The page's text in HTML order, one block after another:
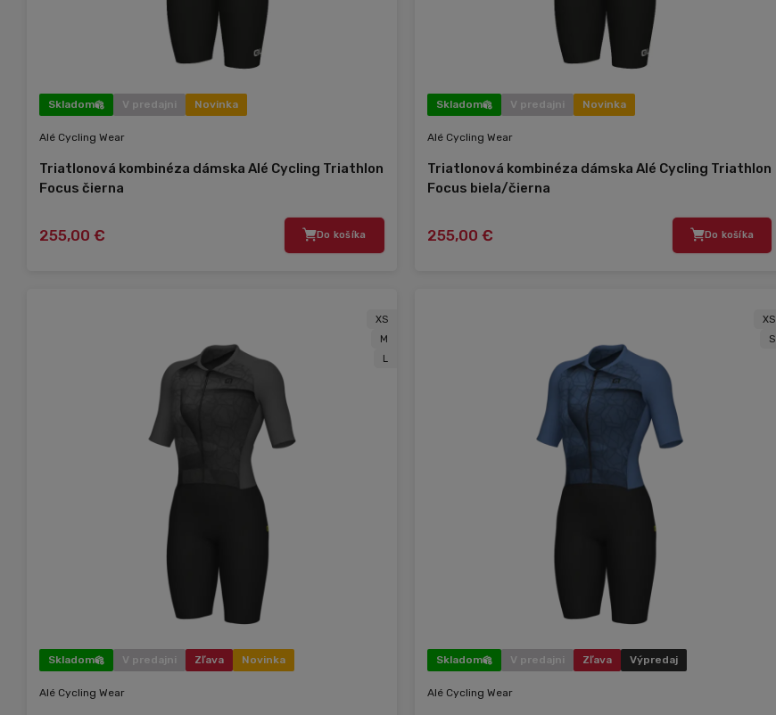
Skladom V predajni Novinka
Alé Cycling Wear
Triatlonová kombinéza dámska Alé Cycling Triathlon
Focus čierna
255,00 € Do košíka
Skladom V predajni Novinka
Alé Cycling Wear
Triatlonová kombinéza dámska Alé Cycling Triathlon
Focus biela/čierna
255,00 € Do košíka
XS
M
L
Skladom V predajni Zľava Novinka
Alé Cycling Wear
XS
S
Skladom V predajni Zľava Výpredaj
Alé Cycling Wear